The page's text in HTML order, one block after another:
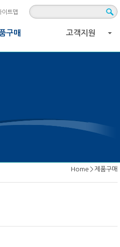
이트맵
구매 고객지원
Home > 제품구매